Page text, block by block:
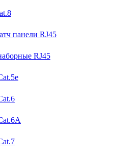
панели RJ45
RJ45